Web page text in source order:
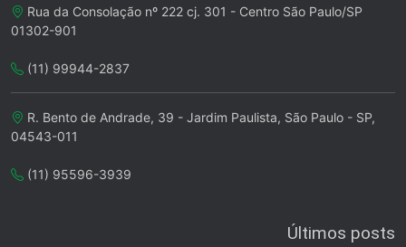
Rua da Consolação nº 222 cj. 301 - Centro São Paulo/SP
01302-901
(11) 99944-2837
R. Bento de Andrade, 39 - Jardim Paulista, São Paulo - SP,
04543-011
(11) 95596-3939
Últimos posts